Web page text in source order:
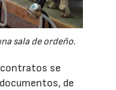
sala de ordeño.
contratos se
de